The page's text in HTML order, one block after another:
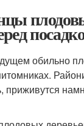
обильно